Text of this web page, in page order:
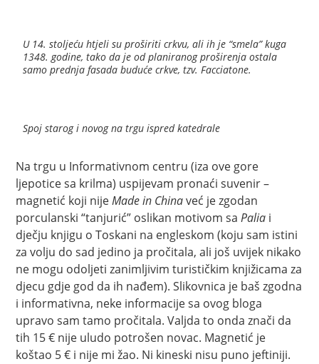
U 14. stoljeću htjeli su proširiti crkvu, ali ih je “smela” kuga
1348. godine, tako da je od planiranog proširenja ostala
samo prednja fasada buduće crkve, tzv. Facciatone.
Spoj starog i novog na trgu ispred katedrale
Na trgu u Informativnom centru (iza ove gore
ljepotice sa krilma) uspijevam pronaći suvenir –
magnetić koji nijeMade in Chinaveć je zgodan
porculanski “tanjurić” oslikan motivom saPalia i
dječju knjigu o Toskani na engleskom (koju sam istini
za volju do sad jedino ja pročitala, ali još uvijek nikako
ne mogu odoljeti zanimljivim turističkim knjižicama za
djecu gdje god da ih nađem). Slikovnica je baš zgodna
i informativna, neke informacije sa ovog bloga
upravo sam tamo pročitala. Valjda to onda znači da
tih 15 € nije uludo potrošen novac. Magnetić je
koštao 5 € i nije mi žao. Ni kineski nisu puno jeftiniji.